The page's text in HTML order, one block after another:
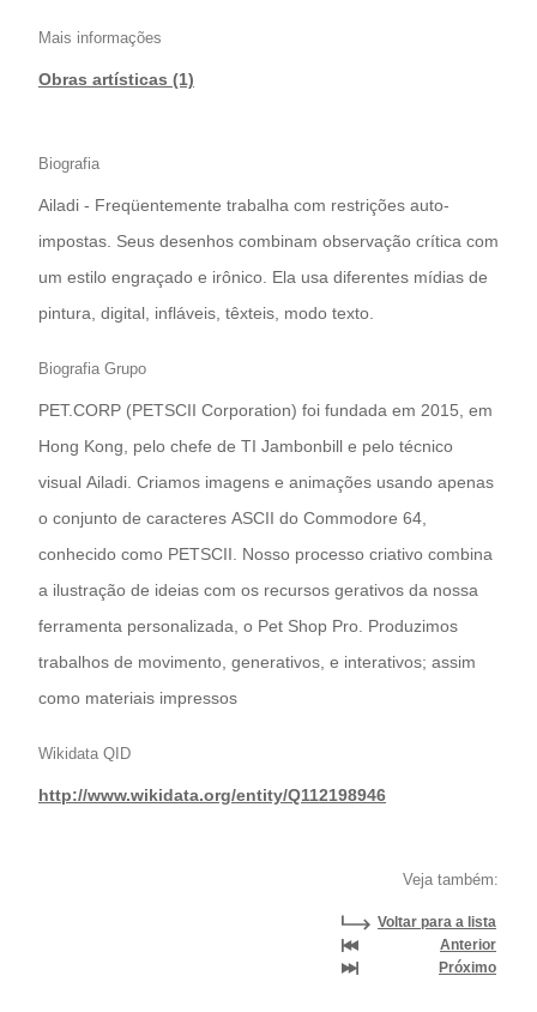
Mais informações
Obras artísticas (1)
Biografia
Ailadi - Freqüentemente trabalha com restrições auto-
impostas. Seus desenhos combinam observação crítica com
um estilo engraçado e irônico. Ela usa diferentes mídias de
pintura, digital, infláveis, têxteis, modo texto.
Biografia Grupo
PET.CORP (PETSCII Corporation) foi fundada em 2015, em
Hong Kong, pelo chefe de TI Jambonbill e pelo técnico
visual Ailadi. Criamos imagens e animações usando apenas
o conjunto de caracteres ASCII do Commodore 64,
conhecido como PETSCII. Nosso processo criativo combina
a ilustração de ideias com os recursos gerativos da nossa
ferramenta personalizada, o Pet Shop Pro. Produzimos
trabalhos de movimento, generativos, e interativos; assim
como materiais impressos
Wikidata QID
http://www.wikidata.org/entity/Q112198946
Veja também:
Voltar para a lista
Anterior
Próximo